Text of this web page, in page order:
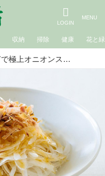
収納 掃除 健康 花と緑
新玉ねぎで極上オニオンスライス｜松田美智子の季節の仕事